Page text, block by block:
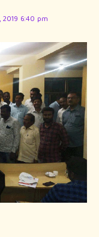
2019 6:40 pm